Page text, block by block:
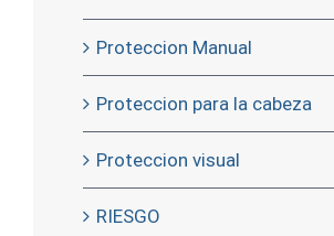
Proteccion Manual
Proteccion para la cabeza
Proteccion visual
RIESGO